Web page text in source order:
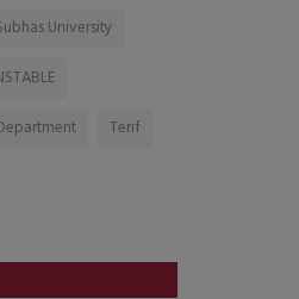
University
Terif